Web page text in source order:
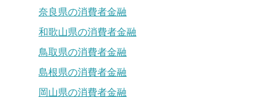
奈良県の消費者金融
和歌山県の消費者金融
鳥取県の消費者金融
島根県の消費者金融
岡山県の消費者金融